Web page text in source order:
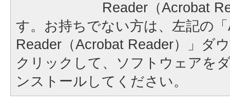
Reader（Acrobat
す。お持ちでない方は、左記の
Reader（Acrobat Reader）」ダ
クリックして、ソフトウェアを
ンストールしてください。